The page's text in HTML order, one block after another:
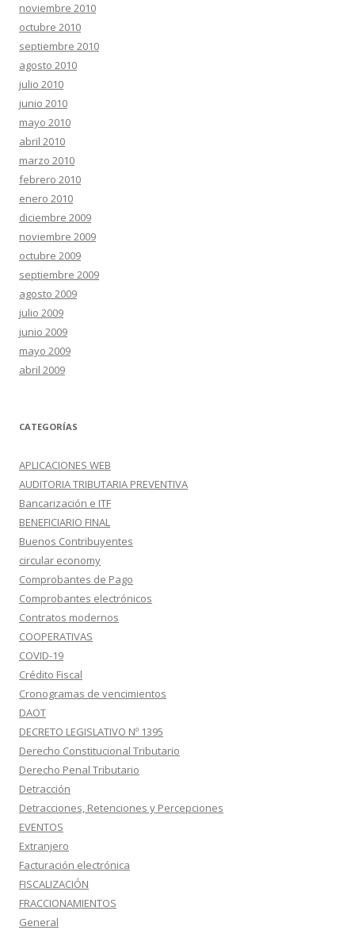
noviembre 2010
octubre 2010
septiembre 2010
agosto 2010
julio 2010
junio 2010
mayo 2010
abril 2010
marzo 2010
febrero 2010
enero 2010
diciembre 2009
noviembre 2009
octubre 2009
septiembre 2009
agosto 2009
julio 2009
junio 2009
mayo 2009
abril 2009
CATEGORÍAS
APLICACIONES WEB
AUDITORIA TRIBUTARIA PREVENTIVA
Bancarización e ITF
BENEFICIARIO FINAL
Buenos Contribuyentes
circular economy
Comprobantes de Pago
Comprobantes electrónicos
Contratos modernos
COOPERATIVAS
COVID-19
Crédito Fiscal
Cronogramas de vencimientos
DAOT
DECRETO LEGISLATIVO Nº 1395
Derecho Constitucional Tributario
Derecho Penal Tributario
Detracción
Detracciones, Retenciones y Percepciones
EVENTOS
Extranjero
Facturación electrónica
FISCALIZACIÓN
FRACCIONAMIENTOS
General